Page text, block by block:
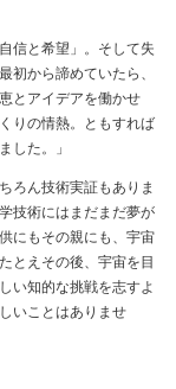
信と希望」。そして失
初から諦めていたら、
とアイデアを働かせ
りの情熱。ともすれば
した。」
ろん技術実証もありま
技術にはまだまだ夢が
にもその親にも、宇宙
とえその後、宇宙を目
い知的な挑戦を志すよ
いことはありませ